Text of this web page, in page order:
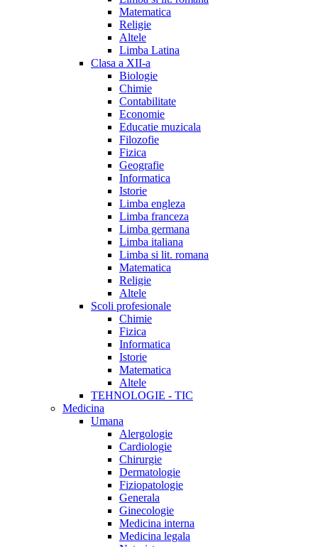
Matematica
Religie
Altele
Limba Latina
Clasa a XII-a
Biologie
Chimie
Contabilitate
Economie
Educatie muzicala
Filozofie
Fizica
Geografie
Informatica
Istorie
Limba engleza
Limba franceza
Limba germana
Limba italiana
Limba si lit. romana
Matematica
Religie
Altele
Scoli profesionale
Chimie
Fizica
Informatica
Istorie
Matematica
Altele
TEHNOLOGIE - TIC
Medicina
Umana
Alergologie
Cardiologie
Chirurgie
Dermatologie
Fiziopatologie
Generala
Ginecologie
Medicina interna
Medicina legala